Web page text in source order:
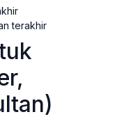
terakhir